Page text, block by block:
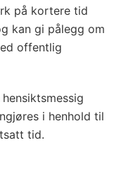
på kortere tid
kan gi pålegg om
offentlig
i henhold til
tid.